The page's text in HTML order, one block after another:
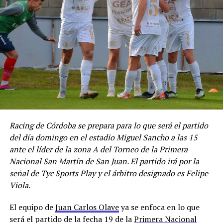
Racing de Córdoba se prepara para lo que será el partido
del día domingo en el estadio Miguel Sancho a las 15
ante el líder de la zona A del Torneo de la Primera
Nacional San Martín de San Juan. El partido irá por la
señal de Tyc Sports Play y el árbitro designado es Felipe
Viola.
El equipo deJuan Carlos Olaveya se enfoca en lo que
será el partido de la fecha 19 de laPrimera Nacional